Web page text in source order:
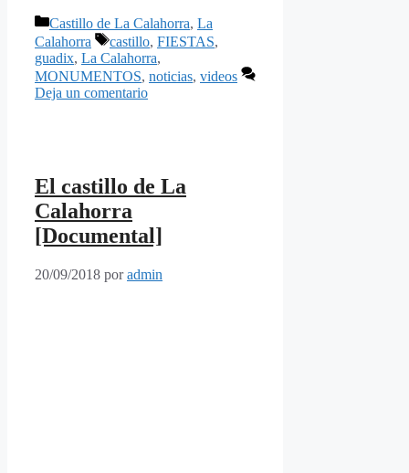
Categorías
Castillo de La Calahorra, La
Calahorra
Etiquetas
castillo, FIESTAS,
guadix, La Calahorra,
MONUMENTOS, noticias, videos
Deja un comentario
El castillo de La
Calahorra
[Documental]
20/09/2018 poradmin